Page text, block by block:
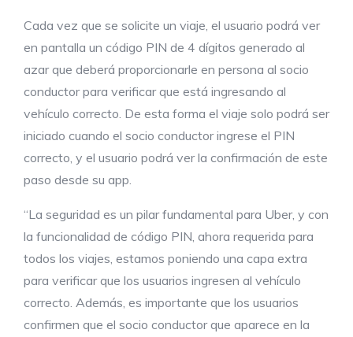
Cada vez que se solicite un viaje, el usuario podrá ver
en pantalla un código PIN de 4 dígitos generado al
azar que deberá proporcionarle en persona al socio
conductor para verificar que está ingresando al
vehículo correcto. De esta forma el viaje solo podrá ser
iniciado cuando el socio conductor ingrese el PIN
correcto, y el usuario podrá ver la confirmación de este
paso desde su app.
“La seguridad es un pilar fundamental para Uber, y con
la funcionalidad de código PIN, ahora requerida para
todos los viajes, estamos poniendo una capa extra
para verificar que los usuarios ingresen al vehículo
correcto. Además, es importante que los usuarios
confirmen que el socio conductor que aparece en la